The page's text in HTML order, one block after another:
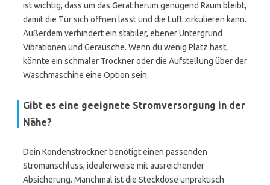
ist wichtig, dass um das Gerät herum genügend Raum bleibt,
damit die Tür sich öffnen lässt und die Luft zirkulieren kann.
Außerdem verhindert ein stabiler, ebener Untergrund
Vibrationen und Geräusche. Wenn du wenig Platz hast,
könnte ein schmaler Trockner oder die Aufstellung über der
Waschmaschine eine Option sein.
Gibt es eine geeignete Stromversorgung in der
Nähe?
Dein Kondenstrockner benötigt einen passenden
Stromanschluss, idealerweise mit ausreichender
Absicherung. Manchmal ist die Steckdose unpraktisch